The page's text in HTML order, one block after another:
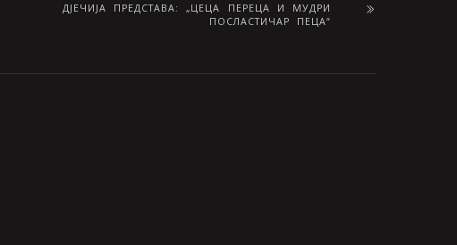
ДЈЕЧИЈА ПРЕДСТАВА: „ЦЕЦА ПЕРЕЦА И МУДРИ
ПОСЛАСТИЧАР ПЕЦА“